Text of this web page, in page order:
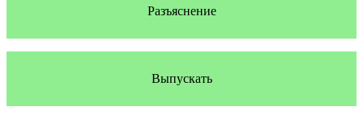
Разъяснение
Выпускать